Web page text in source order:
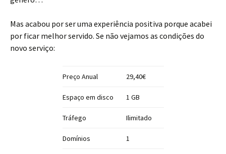
Mas acabou por ser uma experiência positiva porque acabei
por ficar melhor servido. Se não vejamos as condições do
novo serviço:
Preço Anual 29,40€
Espaço em disco 1 GB
Tráfego Ilimitado
Domínios 1